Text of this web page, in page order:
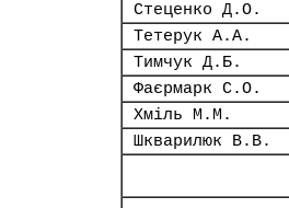
Стеценко Д.О.
Тетерук А.А.
Тимчук Д.Б.
Фаєрмарк С.О.
Хміль М.М.
Шкварилюк В.В.